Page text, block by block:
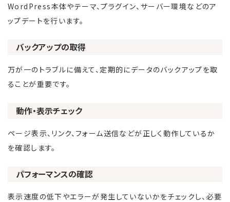
WordPress本体やテーマ、プラグイン、サーバー環境などのア
ップデートを行います。
バックアップの取得
万が一のトラブルに備えて、定期的にデータのバックアップを取
ることが重要です。
動作・表示チェック
ページ表示、リンク、フォーム送信などが正しく動作しているか
を確認します。
パフォーマンスの確認
表示速度の低下やエラーが発生していないかをチェックし、必要